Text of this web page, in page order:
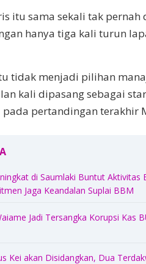
itu sama sekali tak
hanya tiga kali turun
tidak menjadi pilihan
kali dipasang sebagai
pada pertandingan terakhir
di Saumlaki Buntut Aktivitas
Jaga Keandalan Suplai BBM
Jadi Tersangka Korupsi Kas
Kei akan Disidangkan, Dua